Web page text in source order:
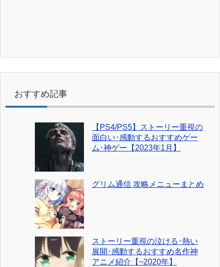
おすすめ記事
【PS4/PS5】ストーリー重視の
面白い･感動するおすすめゲー
ム･神ゲー【2023年1月】
グリム通信 攻略メニューまとめ
ストーリー重視の泣ける･熱い
展開･感動するおすすめ名作神
アニメ紹介【~2020年】